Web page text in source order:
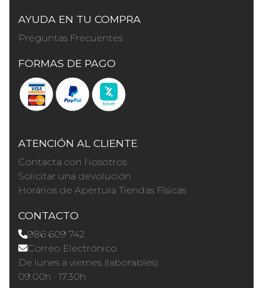
AYUDA EN TU COMPRA
Preguntas Frecuentes
FORMAS DE PAGO
ATENCIÓN AL CLIENTE
Contacta con Nosotros
Solicitar una devolución
Horários de Apertura Tiendas Físicas
CONTACTO
986 609 742
Correo Electrónico
De lunes a viernes (laborables)
09.00h · 17.30h